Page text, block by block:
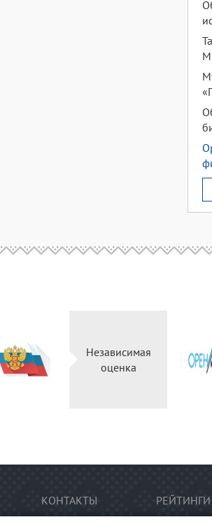
Независимая
оценка
КОНТАКТЫ РЕЙТИНГИ